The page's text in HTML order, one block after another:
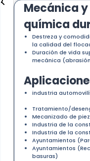
Mecánica
química
Destreza y
la calidad del
Duración de vida
mecánica
industria
Tratamiento/
Mecanizado de
Industria de la
Industria de la
Ayuntamientos
Ayuntamientos
basuras)